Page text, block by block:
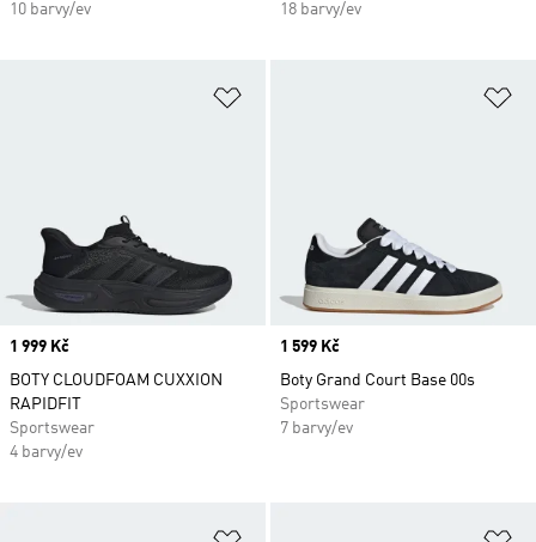
10 barvy/ev
18 barvy/ev
Price
1 999 Kč
BOTY CLOUDFOAM CUXXION
RAPIDFIT
Sportswear
4 barvy/ev
Price
1 599 Kč
Boty Grand Court Base 00s
Sportswear
7 barvy/ev